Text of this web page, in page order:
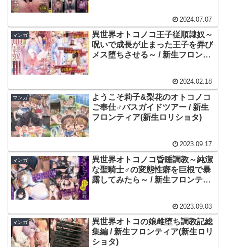
2024.07.07
マンガ
異世界オトコノコ王子従順隷奴～
呪いで成長が止まった王子を弄び
メス堕ちさせる～ / 新生フロンテ
2024.02.18
マンガ
ようこそ莉子&梨花のオトコノコ
ご奉仕♂バスガイドツアー / 新生
フロンティア(新生ロリショタ)
2023.09.17
マンガ
異世界オトコノコ昏睡調教～純潔
な聖騎士♂の変態性癖を巨根で暴
露してみたら～ / 新生フロンティ
2023.09.03
マンガ
異世界オトコの娘雌堕ち調教記総
集編 / 新生フロンティア(新生ロリ
ショタ)